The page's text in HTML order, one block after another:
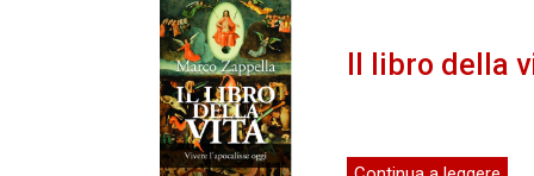
Il libro della